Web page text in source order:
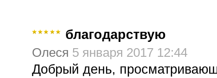
благодарствую
Олеся 5 января 2017 12:44
Добрый день,